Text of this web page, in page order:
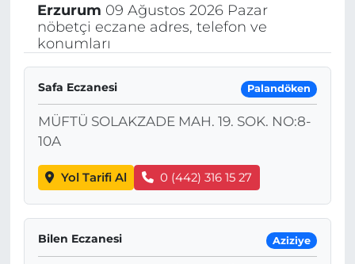
Erzurum 09 Ağustos 2026 Pazar
nöbetçi eczane adres, telefon ve
konumları
Safa Eczanesi Palandöken
MÜFTÜ SOLAKZADE MAH. 19. SOK. NO:8-
10A
Yol Tarifi Al 0 (442) 316 15 27
Bilen Eczanesi Aziziye